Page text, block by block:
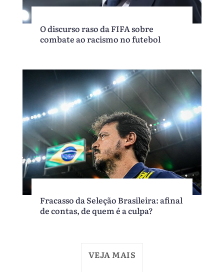
O discurso raso da FIFA sobre
combate ao racismo no futebol
Fracasso da Seleção Brasileira: afinal
de contas, de quem é a culpa?
VEJA MAIS